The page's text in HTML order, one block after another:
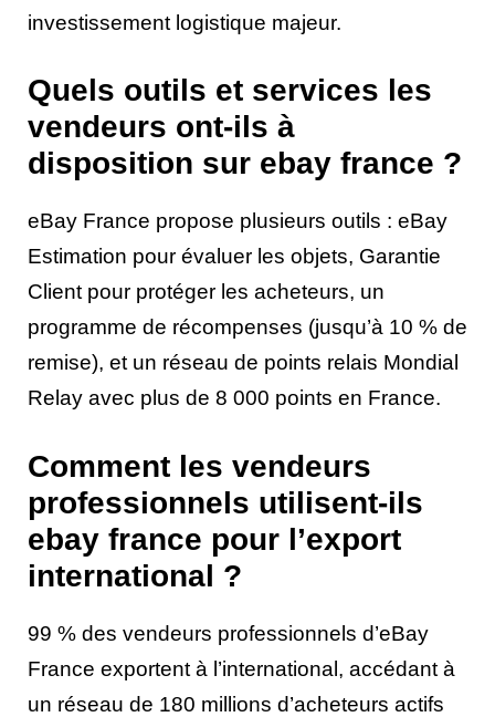
investissement logistique majeur.
Quels outils et services les
vendeurs ont-ils à
disposition sur ebay france ?
eBay France propose plusieurs outils : eBay
Estimation pour évaluer les objets, Garantie
Client pour protéger les acheteurs, un
programme de récompenses (jusqu’à 10 % de
remise), et un réseau de points relais Mondial
Relay avec plus de 8 000 points en France.
Comment les vendeurs
professionnels utilisent-ils
ebay france pour l’export
international ?
99 % des vendeurs professionnels d’eBay
France exportent à l’international, accédant à
un réseau de 180 millions d’acheteurs actifs